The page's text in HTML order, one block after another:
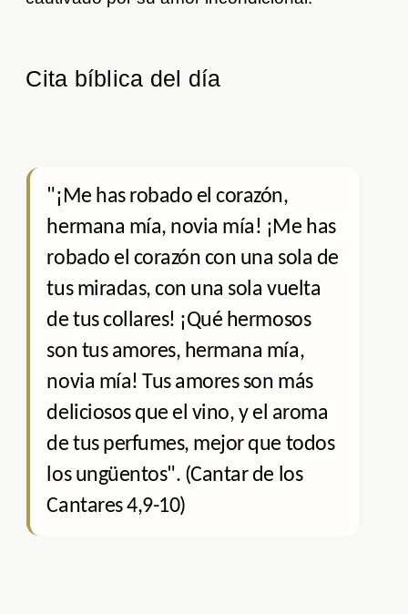
Cita bíblica del día
"¡Me has robado el corazón,
hermana mía, novia mía! ¡Me has
robado el corazón con una sola de
tus miradas, con una sola vuelta
de tus collares! ¡Qué hermosos
son tus amores, hermana mía,
novia mía! Tus amores son más
deliciosos que el vino, y el aroma
de tus perfumes, mejor que todos
los ungüentos". (Cantar de los
Cantares 4,9-10)